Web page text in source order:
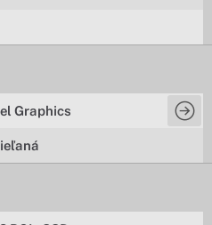
Graphics